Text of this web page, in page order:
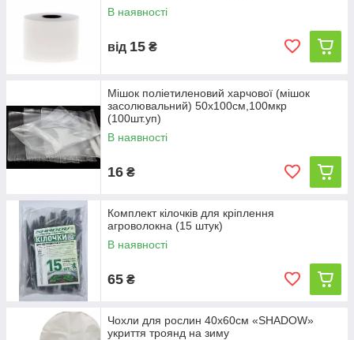
В наявності
від 15 ₴
Мішок поліетиленовий харчової (мішок
засолювальний) 50х100см,100мкр
(100шт.уп)
В наявності
16 ₴
Комплект кілочків для кріплення
агроволокна (15 штук)
В наявності
65 ₴
Чохли для рослин 40х60см «SHADOW»
укриття троянд на зиму